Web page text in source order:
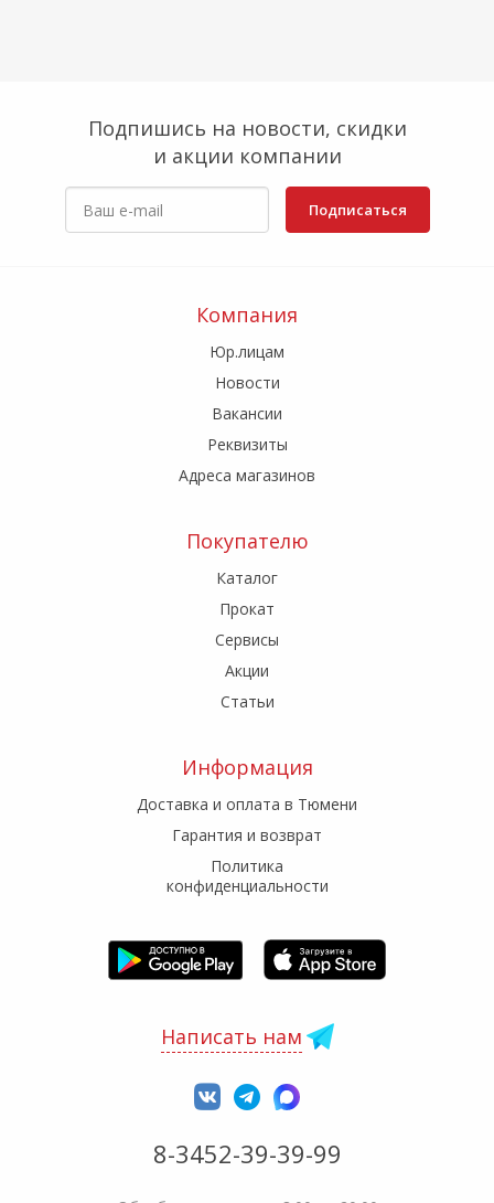
Подпишись на новости, скидки
и акции компании
Подписаться
Компания
Юр.лицам
Новости
Вакансии
Реквизиты
Адреса магазинов
Покупателю
Каталог
Прокат
Сервисы
Акции
Статьи
Информация
Доставка и оплата в Тюмени
Гарантия и возврат
Политика
конфиденциальности
Написать нам
8-3452-39-39-99